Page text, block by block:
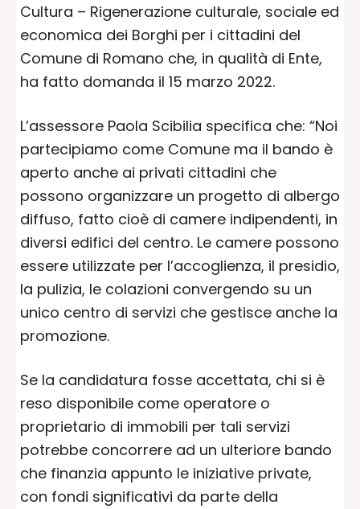
Cultura – Rigenerazione culturale, sociale ed
economica dei Borghi per i cittadini del
Comune di Romano che, in qualità di Ente,
ha fatto domanda il 15 marzo 2022.
L’assessore Paola Scibilia specifica che: “Noi
partecipiamo come Comune ma il bando è
aperto anche ai privati cittadini che
possono organizzare un progetto di albergo
diffuso, fatto cioè di camere indipendenti, in
diversi edifici del centro. Le camere possono
essere utilizzate per l’accoglienza, il presidio,
la pulizia, le colazioni convergendo su un
unico centro di servizi che gestisce anche la
promozione.
Se la candidatura fosse accettata, chi si è
reso disponibile come operatore o
proprietario di immobili per tali servizi
potrebbe concorrere ad un ulteriore bando
che finanzia appunto le iniziative private,
con fondi significativi da parte della